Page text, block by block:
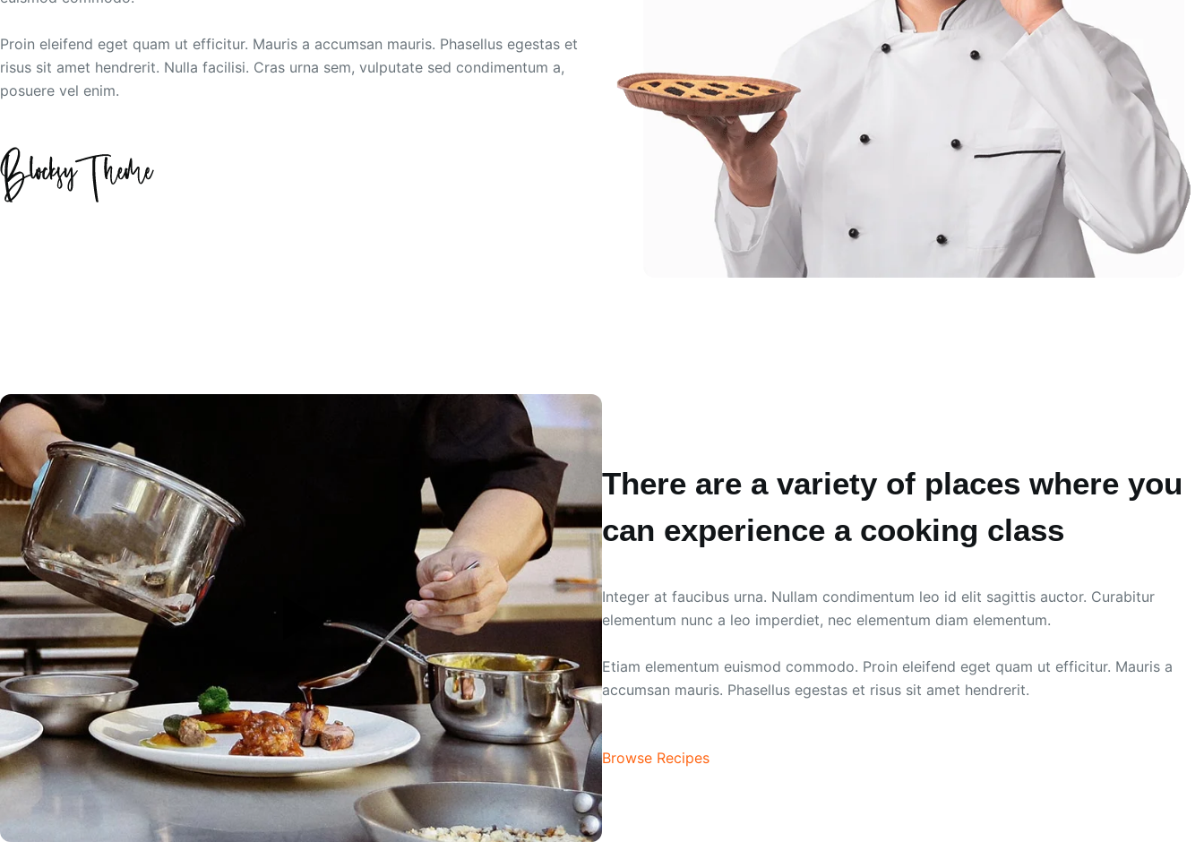
Proin eleifend eget quam ut efficitur. Mauris a accumsan mauris. Phasellus egestas et
risus sit amet hendrerit. Nulla facilisi. Cras urna sem, vulputate sed condimentum a,
posuere vel enim.
There are a variety of places where you
can experience a cooking class
Integer at faucibus urna. Nullam condimentum leo id elit sagittis auctor. Curabitur
elementum nunc a leo imperdiet, nec elementum diam elementum.
Etiam elementum euismod commodo. Proin eleifend eget quam ut efficitur. Mauris a
accumsan mauris. Phasellus egestas et risus sit amet hendrerit.
Browse Recipes